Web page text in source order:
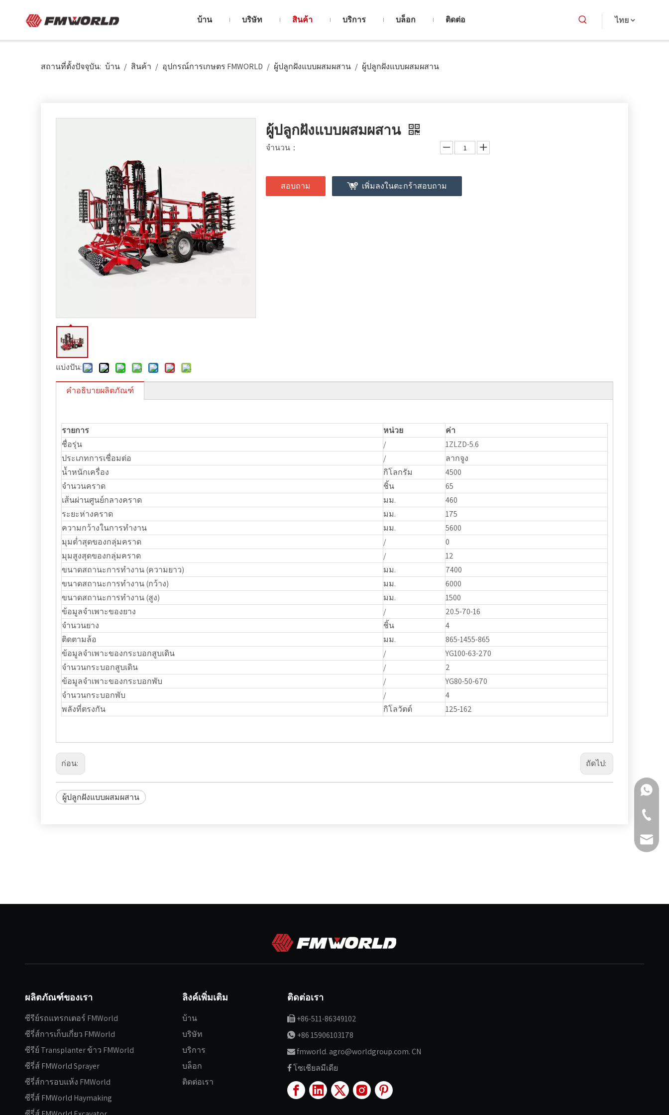
บ้าน บริษัท สินค้า บริการ บล็อก ติดต่อ ไทย
สถานที่ตั้งปัจจุบัน: บ้าน / สินค้า / อุปกรณ์การเกษตร FMWORLD / ผู้ปลูกฝังแบบผสมผสาน / ผู้ปลูกฝังแบบผสมผสาน
แบ่งปัน:
ผู้ปลูกฝังแบบผสมผสาน
จำนวน：
สอบถาม เพิ่มลงในตะกร้าสอบถาม
คำอธิบายผลิตภัณฑ์
รายการ หน่วย
ค่า
ชื่อรุ่น
/
1ZLZD-5.6
ประเภทการเชื่อมต่อ
/
ลากจูง
น้ำหนักเครื่อง
กิโลกรัม
4500
จำนวนคราด
ชิ้น
65
เส้นผ่านศูนย์กลางคราด
มม.
460
ระยะห่างคราด
มม.
175
ความกว้างในการทำงาน
มม.
5600
มุมต่ำสุดของกลุ่มคราด
/
0
มุมสูงสุดของกลุ่มคราด
/
12
ขนาดสถานะการทำงาน (ความยาว)
มม.
7400
ขนาดสถานะการทำงาน (กว้าง)
มม.
6000
ขนาดสถานะการทำงาน (สูง)
มม.
1500
ข้อมูลจำเพาะของยาง
/
20.5-70-16
จำนวนยาง
ชิ้น
4
ติดตามล้อ
มม.
865-1455-865
ข้อมูลจำเพาะของกระบอกสูบเดิน
/
YG100-63-270
จำนวนกระบอกสูบเดิน
/
2
ข้อมูลจำเพาะของกระบอกพับ
/
YG80-50-670
จำนวนกระบอกพับ
/
4
พลังที่ตรงกัน
กิโลวัตต์ 125-162
ก่อน: ถัดไป:
ผู้ปลูกฝังแบบผสมผสาน
ผลิตภัณฑ์ของเรา
ซีรีย์รถแทรกเตอร์ FMWorld
ซีรี่ส์การเก็บเกี่ยว FMWorld
ซีรีย์ Transplanter ข้าว FMWorld
ซีรี่ส์ FMWorld Sprayer
ซีรี่ส์การอบแห้ง FMWorld
ซีรี่ส์ FMWorld Haymaking
ลิงค์เพิ่มเติม
บ้าน
บริษัท
บริการ
บล็อก
ติดต่อเรา
ติดต่อเรา
+86-511-86349102
 +86 15906103178
 fmworld. agro@worldgroup.com. CN
 โซเชียลมีเดีย
+86
+86-